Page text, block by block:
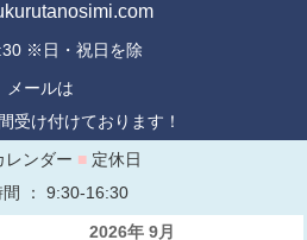
※日・祝日を除
メールは
受け付けております！
レンダー ■ 定休日
間 ： 9:30-16:30
2026年 9月